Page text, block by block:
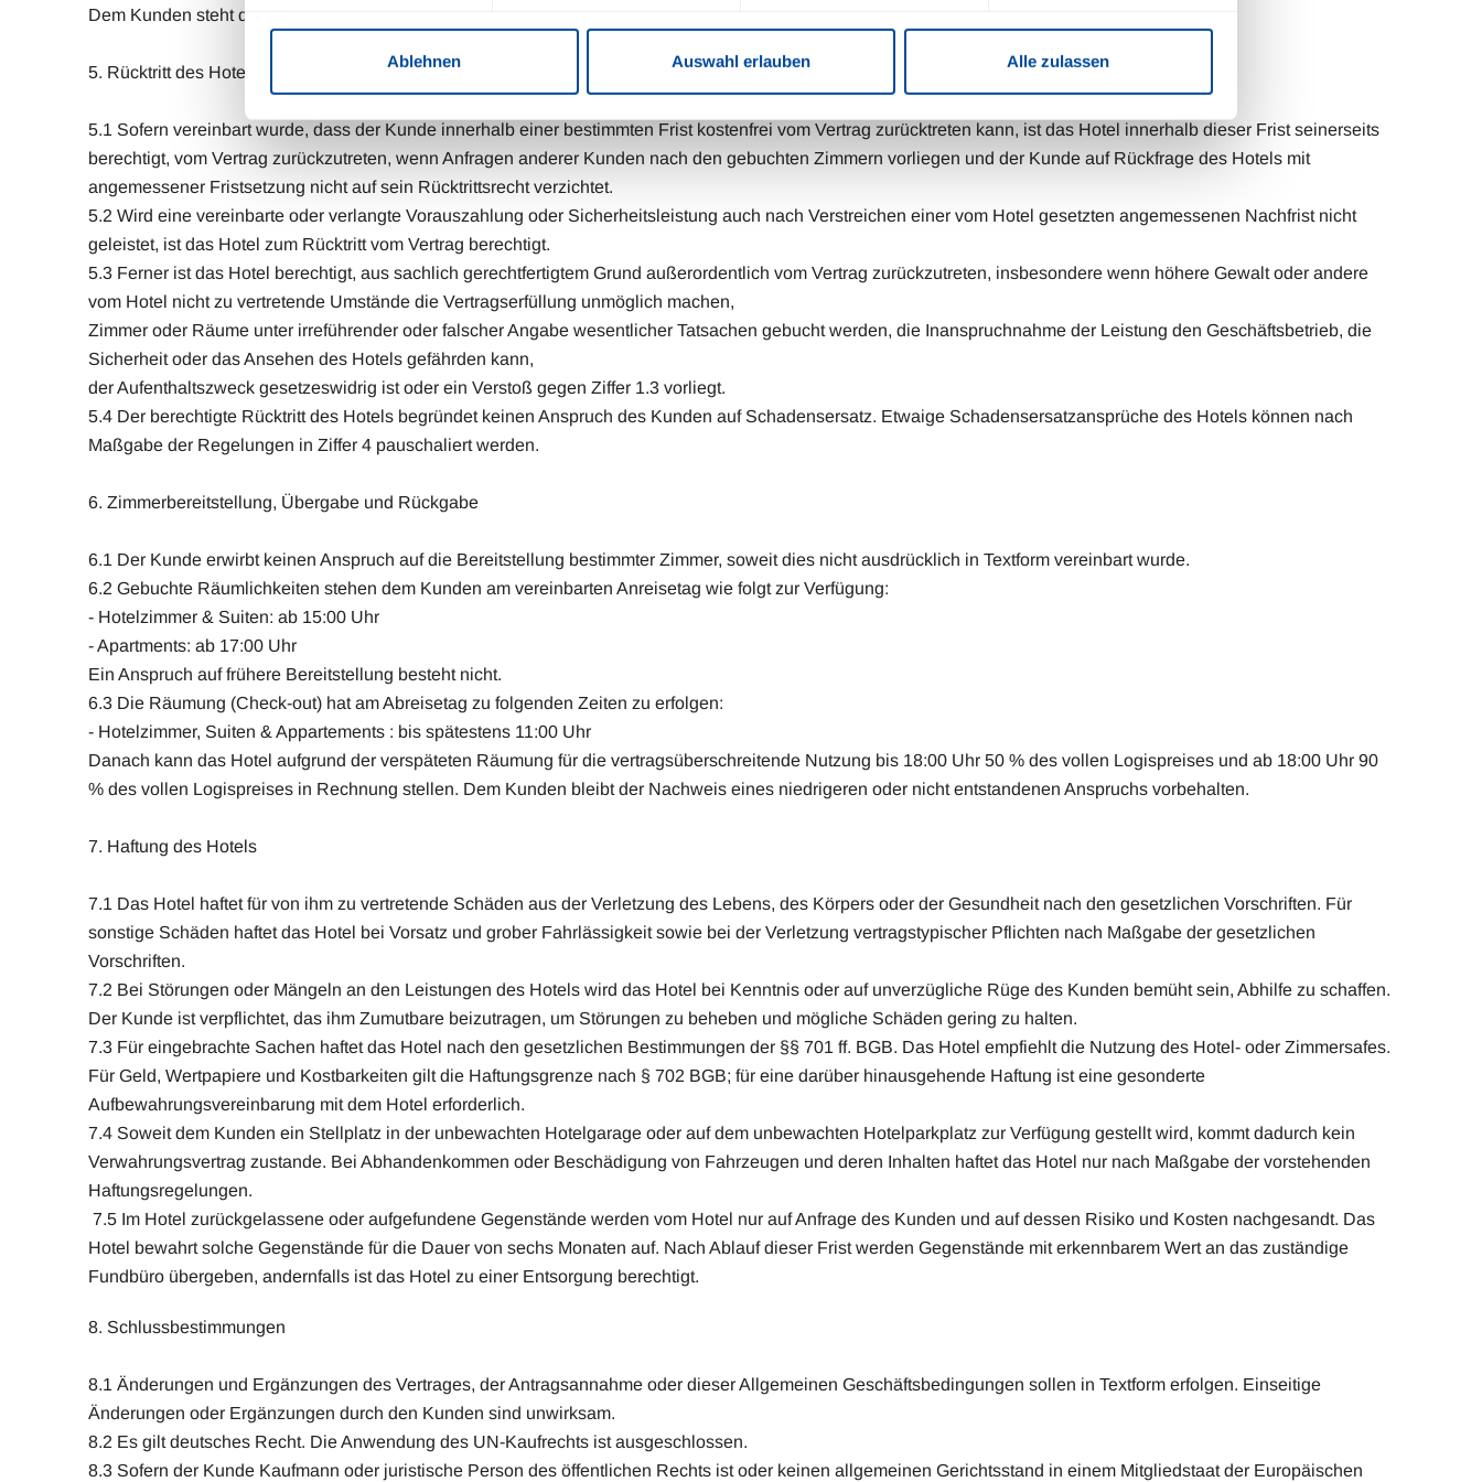
Ablehnen Auswahl erlauben Alle zulassen
Dem Kunden steht der Nachweis frei, dass der Anspruch nicht oder nicht in der geforderten Höhe entstanden ist.
5. Rücktritt des Hotels
5.1 Sofern vereinbart wurde, dass der Kunde innerhalb einer bestimmten Frist kostenfrei vom Vertrag zurücktreten kann, ist das Hotel innerhalb dieser Frist seinerseits
berechtigt, vom Vertrag zurückzutreten, wenn Anfragen anderer Kunden nach den gebuchten Zimmern vorliegen und der Kunde auf Rückfrage des Hotels mit
angemessener Fristsetzung nicht auf sein Rücktrittsrecht verzichtet.
5.2 Wird eine vereinbarte oder verlangte Vorauszahlung oder Sicherheitsleistung auch nach Verstreichen einer vom Hotel gesetzten angemessenen Nachfrist nicht
geleistet, ist das Hotel zum Rücktritt vom Vertrag berechtigt.
5.3 Ferner ist das Hotel berechtigt, aus sachlich gerechtfertigtem Grund außerordentlich vom Vertrag zurückzutreten, insbesondere wenn höhere Gewalt oder andere
vom Hotel nicht zu vertretende Umstände die Vertragserfüllung unmöglich machen,
Zimmer oder Räume unter irreführender oder falscher Angabe wesentlicher Tatsachen gebucht werden, die Inanspruchnahme der Leistung den Geschäftsbetrieb, die
Sicherheit oder das Ansehen des Hotels gefährden kann,
der Aufenthaltszweck gesetzeswidrig ist oder ein Verstoß gegen Ziffer 1.3 vorliegt.
5.4 Der berechtigte Rücktritt des Hotels begründet keinen Anspruch des Kunden auf Schadensersatz. Etwaige Schadensersatzansprüche des Hotels können nach
Maßgabe der Regelungen in Ziffer 4 pauschaliert werden.
6. Zimmerbereitstellung, Übergabe und Rückgabe
6.1 Der Kunde erwirbt keinen Anspruch auf die Bereitstellung bestimmter Zimmer, soweit dies nicht ausdrücklich in Textform vereinbart wurde.
6.2 Gebuchte Räumlichkeiten stehen dem Kunden am vereinbarten Anreisetag wie folgt zur Verfügung:
- Hotelzimmer & Suiten: ab 15:00 Uhr
- Apartments: ab 17:00 Uhr
Ein Anspruch auf frühere Bereitstellung besteht nicht.
6.3 Die Räumung (Check-out) hat am Abreisetag zu folgenden Zeiten zu erfolgen:
- Hotelzimmer, Suiten & Appartements : bis spätestens 11:00 Uhr
Danach kann das Hotel aufgrund der verspäteten Räumung für die vertragsüberschreitende Nutzung bis 18:00 Uhr 50 % des vollen Logispreises und ab 18:00 Uhr 90
% des vollen Logispreises in Rechnung stellen. Dem Kunden bleibt der Nachweis eines niedrigeren oder nicht entstandenen Anspruchs vorbehalten.
7. Haftung des Hotels
7.1 Das Hotel haftet für von ihm zu vertretende Schäden aus der Verletzung des Lebens, des Körpers oder der Gesundheit nach den gesetzlichen Vorschriften. Für
sonstige Schäden haftet das Hotel bei Vorsatz und grober Fahrlässigkeit sowie bei der Verletzung vertragstypischer Pflichten nach Maßgabe der gesetzlichen
Vorschriften.
7.2 Bei Störungen oder Mängeln an den Leistungen des Hotels wird das Hotel bei Kenntnis oder auf unverzügliche Rüge des Kunden bemüht sein, Abhilfe zu schaffen.
Der Kunde ist verpflichtet, das ihm Zumutbare beizutragen, um Störungen zu beheben und mögliche Schäden gering zu halten.
7.3 Für eingebrachte Sachen haftet das Hotel nach den gesetzlichen Bestimmungen der §§ 701 ff. BGB. Das Hotel empfiehlt die Nutzung des Hotel- oder Zimmersafes.
Für Geld, Wertpapiere und Kostbarkeiten gilt die Haftungsgrenze nach § 702 BGB; für eine darüber hinausgehende Haftung ist eine gesonderte
Aufbewahrungsvereinbarung mit dem Hotel erforderlich.
7.4 Soweit dem Kunden ein Stellplatz in der unbewachten Hotelgarage oder auf dem unbewachten Hotelparkplatz zur Verfügung gestellt wird, kommt dadurch kein
Verwahrungsvertrag zustande. Bei Abhandenkommen oder Beschädigung von Fahrzeugen und deren Inhalten haftet das Hotel nur nach Maßgabe der vorstehenden
Haftungsregelungen.
7.5 Im Hotel zurückgelassene oder aufgefundene Gegenstände werden vom Hotel nur auf Anfrage des Kunden und auf dessen Risiko und Kosten nachgesandt. Das
Hotel bewahrt solche Gegenstände für die Dauer von sechs Monaten auf. Nach Ablauf dieser Frist werden Gegenstände mit erkennbarem Wert an das zuständige
Fundbüro übergeben, andernfalls ist das Hotel zu einer Entsorgung berechtigt.
8. Schlussbestimmungen
8.1 Änderungen und Ergänzungen des Vertrages, der Antragsannahme oder dieser Allgemeinen Geschäftsbedingungen sollen in Textform erfolgen. Einseitige
Änderungen oder Ergänzungen durch den Kunden sind unwirksam.
8.2 Es gilt deutsches Recht. Die Anwendung des UN-Kaufrechts ist ausgeschlossen.
8.3 Sofern der Kunde Kaufmann oder juristische Person des öffentlichen Rechts ist oder keinen allgemeinen Gerichtsstand in einem Mitgliedstaat der Europäischen